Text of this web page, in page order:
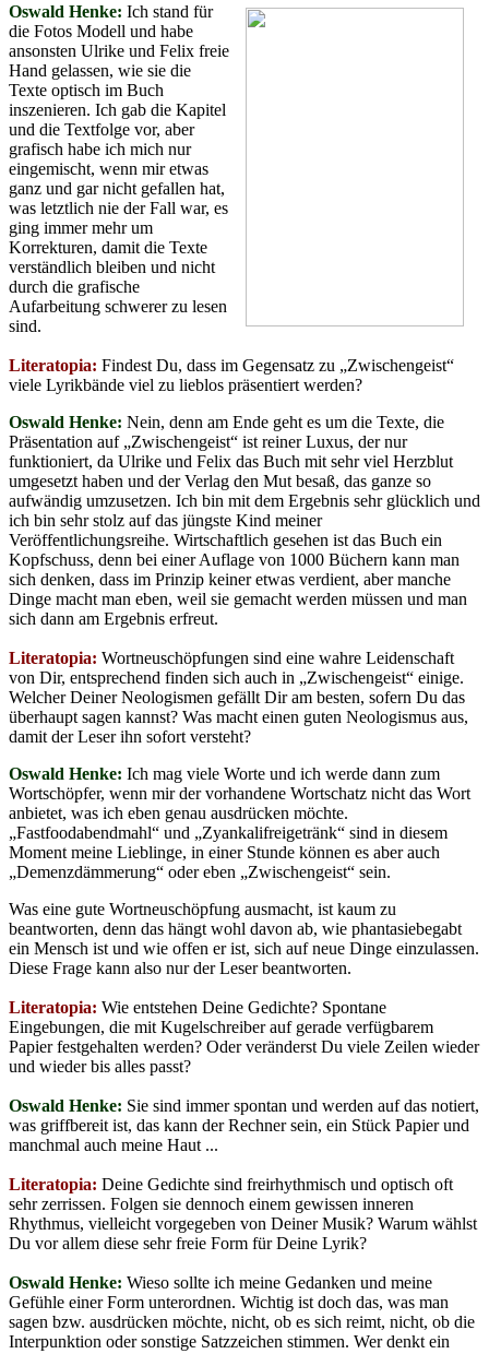
Oswald Henke: Ich stand für
die Fotos Modell und habe
ansonsten Ulrike und Felix freie
Hand gelassen, wie sie die
Texte optisch im Buch
inszenieren. Ich gab die Kapitel
und die Textfolge vor, aber
grafisch habe ich mich nur
eingemischt, wenn mir etwas
ganz und gar nicht gefallen hat,
was letztlich nie der Fall war, es
ging immer mehr um
Korrekturen, damit die Texte
verständlich bleiben und nicht
durch die grafische
Aufarbeitung schwerer zu lesen
sind.
Literatopia: Findest Du, dass im Gegensatz zu „Zwischengeist“
viele Lyrikbände viel zu lieblos präsentiert werden?
Oswald Henke: Nein, denn am Ende geht es um die Texte, die
Präsentation auf „Zwischengeist“ ist reiner Luxus, der nur
funktioniert, da Ulrike und Felix das Buch mit sehr viel Herzblut
umgesetzt haben und der Verlag den Mut besaß, das ganze so
aufwändig umzusetzen. Ich bin mit dem Ergebnis sehr glücklich und
ich bin sehr stolz auf das jüngste Kind meiner
Veröffentlichungsreihe. Wirtschaftlich gesehen ist das Buch ein
Kopfschuss, denn bei einer Auflage von 1000 Büchern kann man
sich denken, dass im Prinzip keiner etwas verdient, aber manche
Dinge macht man eben, weil sie gemacht werden müssen und man
sich dann am Ergebnis erfreut.
Literatopia: Wortneuschöpfungen sind eine wahre Leidenschaft
von Dir, entsprechend finden sich auch in „Zwischengeist“ einige.
Welcher Deiner Neologismen gefällt Dir am besten, sofern Du das
überhaupt sagen kannst? Was macht einen guten Neologismus aus,
damit der Leser ihn sofort versteht?
Oswald Henke: Ich mag viele Worte und ich werde dann zum
Wortschöpfer, wenn mir der vorhandene Wortschatz nicht das Wort
anbietet, was ich eben genau ausdrücken möchte.
„Fastfoodabendmahl“ und „Zyankalifreigetränk“ sind in diesem
Moment meine Lieblinge, in einer Stunde können es aber auch
„Demenzdämmerung“ oder eben „Zwischengeist“ sein.
Was eine gute Wortneuschöpfung ausmacht, ist kaum zu
beantworten, denn das hängt wohl davon ab, wie phantasiebegabt
ein Mensch ist und wie offen er ist, sich auf neue Dinge einzulassen.
Diese Frage kann also nur der Leser beantworten.
Literatopia: Wie entstehen Deine Gedichte? Spontane
Eingebungen, die mit Kugelschreiber auf gerade verfügbarem
Papier festgehalten werden? Oder veränderst Du viele Zeilen wieder
und wieder bis alles passt?
Oswald Henke: Sie sind immer spontan und werden auf das notiert,
was griffbereit ist, das kann der Rechner sein, ein Stück Papier und
manchmal auch meine Haut ...
Literatopia: Deine Gedichte sind freirhythmisch und optisch oft
sehr zerrissen. Folgen sie dennoch einem gewissen inneren
Rhythmus, vielleicht vorgegeben von Deiner Musik? Warum wählst
Du vor allem diese sehr freie Form für Deine Lyrik?
Oswald Henke: Wieso sollte ich meine Gedanken und meine
Gefühle einer Form unterordnen. Wichtig ist doch das, was man
sagen bzw. ausdrücken möchte, nicht, ob es sich reimt, nicht, ob die
Interpunktion oder sonstige Satzzeichen stimmen. Wer denkt ein